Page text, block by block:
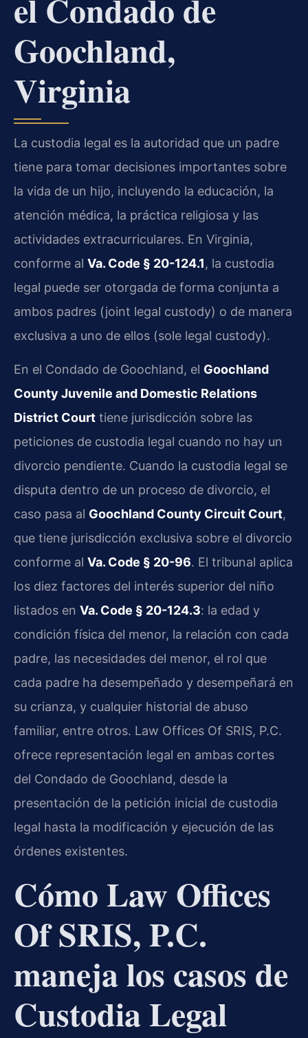
Goochland,
Virginia
La custodia legal es la autoridad que un padre
tiene para tomar decisiones importantes sobre
la vida de un hijo, incluyendo la educación, la
atención médica, la práctica religiosa y las
actividades extracurriculares. En Virginia,
conforme al Va. Code § 20-124.1, la custodia
legal puede ser otorgada de forma conjunta a
ambos padres (joint legal custody) o de manera
exclusiva a uno de ellos (sole legal custody).
En el Condado de Goochland, el Goochland
County Juvenile and Domestic Relations
District Court tiene jurisdicción sobre las
peticiones de custodia legal cuando no hay un
divorcio pendiente. Cuando la custodia legal se
disputa dentro de un proceso de divorcio, el
caso pasa al Goochland County Circuit Court,
que tiene jurisdicción exclusiva sobre el divorcio
conforme al Va. Code § 20-96. El tribunal aplica
los diez factores del interés superior del niño
listados en Va. Code § 20-124.3: la edad y
condición física del menor, la relación con cada
padre, las necesidades del menor, el rol que
cada padre ha desempeñado y desempeñará en
su crianza, y cualquier historial de abuso
familiar, entre otros. Law Offices Of SRIS, P.C.
ofrece representación legal en ambas cortes
del Condado de Goochland, desde la
presentación de la petición inicial de custodia
legal hasta la modificación y ejecución de las
órdenes existentes.
Cómo Law Offices
Of SRIS, P.C.
maneja los casos de
Custodia Legal